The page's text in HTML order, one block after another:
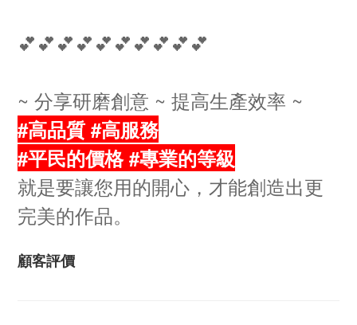
💕💕💕💕💕💕💕💕💕💕
~ 分享研磨創意 ~ 提高生產效率 ~
#高品質 #高服務
#平民的價格 #專業的等級
就是要讓您用的開心，才能創造出更
完美的作品。
顧客評價